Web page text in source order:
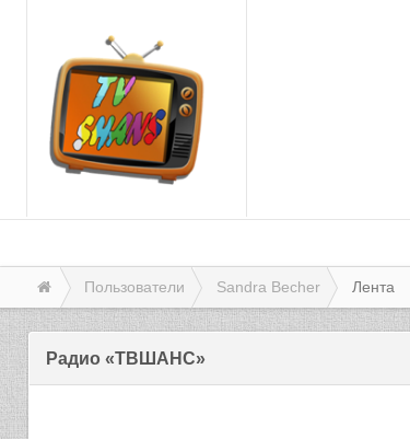
Пользователи Sandra Becher Лента
Радио «ТВШАНС»